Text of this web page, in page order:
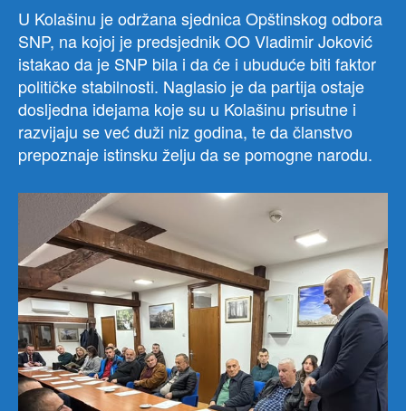
U Kolašinu je održana sjednica Opštinskog odbora
SNP, na kojoj je predsjednik OO Vladimir Joković
istakao da je SNP bila i da će i ubuduće biti faktor
političke stabilnosti. Naglasio je da partija ostaje
dosljedna idejama koje su u Kolašinu prisutne i
razvijaju se već duži niz godina, te da članstvo
prepoznaje istinsku želju da se pomogne narodu.